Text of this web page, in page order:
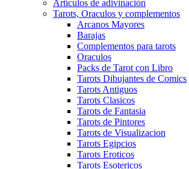
Artículos de adivinación
Tarots, Oraculos y complementos
Arcanos Mayores
Barajas
Complementos para tarots
Oraculos
Packs de Tarot con Libro
Tarots Dibujantes de Comics
Tarots Antiguos
Tarots Clasicos
Tarots de Fantasia
Tarots de Pintores
Tarots de Visualizacion
Tarots Egipcios
Tarots Eroticos
Tarots Esotericos